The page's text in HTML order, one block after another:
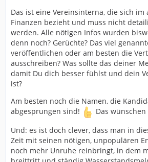
Das ist eine Vereinsinterna, die sich im
Finanzen bezieht und muss nicht
werden. Alle nötigen Infos wurden
denn noch? Gerüchte? Das viel
veröffentlichen oder am besten die
ausschreiben? Was sollte das deiner
damit Du dich besser fühlst und dein
ist?
Am besten noch die Namen, die
abgesprungen sind!
Das
Und: es ist doch clever, dass man in
Zeit mit seinen nötigen, unpopulären
noch mehr Unruhe reinbringt, in dem